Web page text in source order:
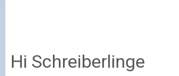
Hi Schreiberlinge